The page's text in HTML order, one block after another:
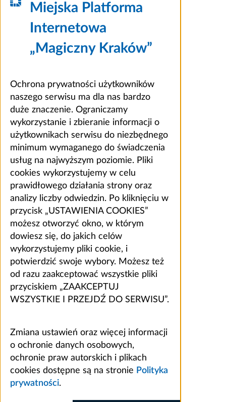
Miejska Platforma
Internetowa
„Magiczny Kraków”
Ochrona prywatności użytkowników
naszego serwisu ma dla nas bardzo
duże znaczenie. Ograniczamy
wykorzystanie i zbieranie informacji o
użytkownikach serwisu do niezbędnego
minimum wymaganego do świadczenia
usług na najwyższym poziomie. Pliki
cookies wykorzystujemy w celu
prawidłowego działania strony oraz
analizy liczby odwiedzin. Po kliknięciu w
przycisk „USTAWIENIA COOKIES”
możesz otworzyć okno, w którym
dowiesz się, do jakich celów
wykorzystujemy pliki cookie, i
potwierdzić swoje wybory. Możesz też
od razu zaakceptować wszystkie pliki
przyciskiem „ZAAKCEPTUJ
WSZYSTKIE I PRZEJDŹ DO SERWISU”.
Zmiana ustawień oraz więcej informacji
o ochronie danych osobowych,
ochronie praw autorskich i plikach
cookies dostępne są na stronie Polityka
prywatności.